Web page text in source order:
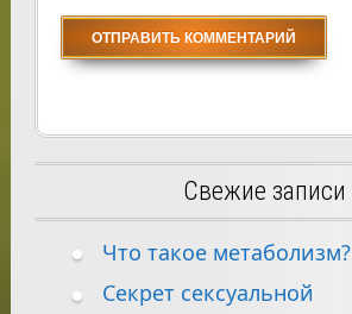
Свежие записи
Что такое метаболизм?
Секрет сексуальной